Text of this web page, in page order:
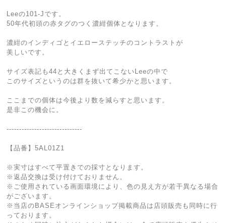
Leeの101-Jです。
50年代初頭の赤タグのつく濃紺個体となります。
濃紺のインディゴとイエローステッチのコントラストが
美しいです。
サイズ表記も44と大きくまず出てこないLeeの中で
このサイズというのは群を抜いて希少かと思います。
ここまでの個体は今後より数を減らすと思います。
是非この機会に。
------------------------------
【品番】5AL01Z1
※実寸はすべて平置きでの採寸となります。
※返品交換は受け付けておりません。
※ご使用されている画面環境により、色の見え方が若干異なる場合
がございます。
※当店のBASEオンラインショップ掲載商品は店頭販売も同時に行
っております。